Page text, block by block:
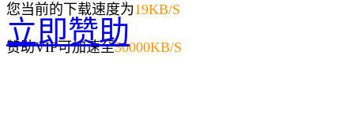
您当前的下载速度为19KB/S
赞助VIP可加速至50000KB/S
立即赞助